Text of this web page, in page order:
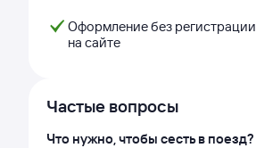
Оформление без регистрации
на сайте
Частые вопросы
Что нужно, чтобы сесть в поезд?